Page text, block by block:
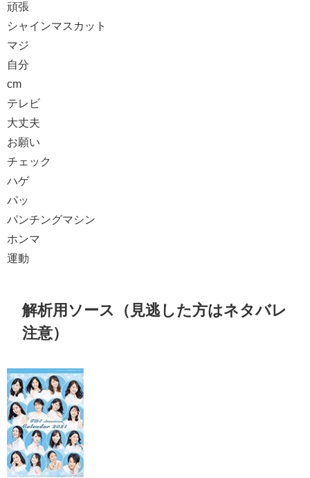
頑張
シャインマスカット
マジ
自分
cm
テレビ
大丈夫
お願い
チェック
ハゲ
パッ
パンチングマシン
ホンマ
運動
解析用ソース（見逃した方はネタバレ
注意）